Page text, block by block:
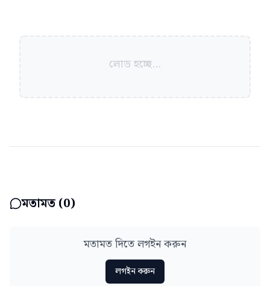
লোড হচ্ছে...
মতামত (0)
মতামত দিতে লগইন করুন
লগইন করুন